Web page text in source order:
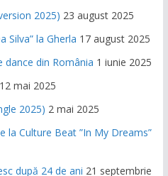
2025) 23 august 2025
Silva” la Gherla 17 august 2025
din România 1 iunie 2025
12 mai 2025
2025) 2 mai 2025
la Culture Beat ”In My Dreams”
după 24 de ani 21 septembrie